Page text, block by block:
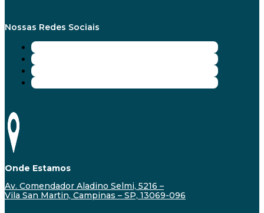
Nossas Redes Sociais
Onde Estamos
Av. Comendador Aladino Selmi, 5216 –
Vila San Martin, Campinas – SP, 13069-096